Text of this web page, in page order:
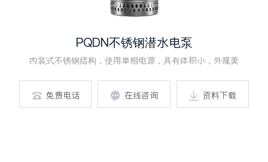
PQDN不锈钢潜水电泵
内装式不锈钢结构，使用单相电源，具有体积小，外观美
 免费电话  在线咨询  资料下载